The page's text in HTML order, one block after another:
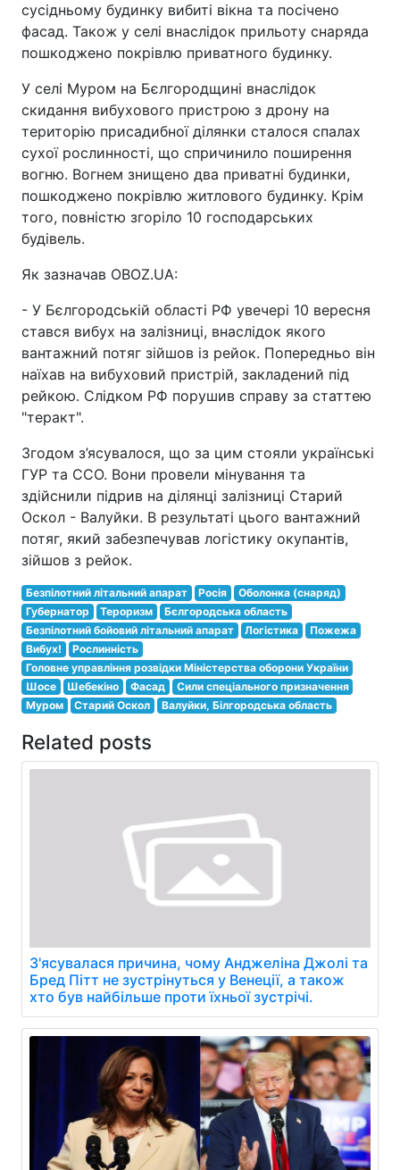
сусідньому будинку вибиті вікна та посічено
фасад. Також у селі внаслідок прильоту снаряда
пошкоджено покрівлю приватного будинку.
У селі Муром на Бєлгородщині внаслідок
скидання вибухового пристрою з дрону на
територію присадибної ділянки сталося спалах
сухої рослинності, що спричинило поширення
вогню. Вогнем знищено два приватні будинки,
пошкоджено покрівлю житлового будинку. Крім
того, повністю згоріло 10 господарських
будівель.
Як зазначав OBOZ.UA:
- У Бєлгородській області РФ увечері 10 вересня
стався вибух на залізниці, внаслідок якого
вантажний потяг зійшов із рейок. Попередньо він
наїхав на вибуховий пристрій, закладений під
рейкою. Слідком РФ порушив справу за статтею
"теракт".
Згодом з’ясувалося, що за цим стояли українські
ГУР та ССО. Вони провели мінування та
здійснили підрив на ділянці залізниці Старий
Оскол - Валуйки. В результаті цього вантажний
потяг, який забезпечував логістику окупантів,
зійшов з рейок.
Безпілотний літальний апарат Росія
Оболонка (снаряд)
Губернатор
Тероризм
Бєлгородська область
Безпілотний бойовий літальний апарат
Логістика
Пожежа
Вибух!
Рослинність
Головне управління розвідки Міністерства оборони України
Шосе
Шебекіно Фасад
Сили спеціального призначення
Муром
Старий Оскол Валуйки, Білгородська область
Related posts
З'ясувалася причина, чому Анджеліна Джолі та
Бред Пітт не зустрінуться у Венеції, а також
хто був найбільше проти їхньої зустрічі.